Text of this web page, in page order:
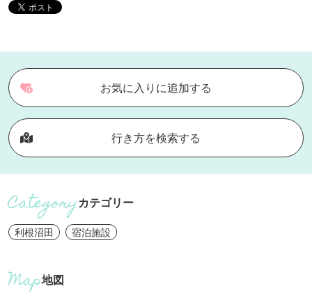
お気に入りに追加する
行き方を検索する
カテゴリー
利根沼田 宿泊施設
地図